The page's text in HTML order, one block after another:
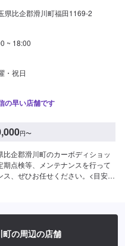
県比企郡滑川町福田1169-2
~ 18:00
・祝日
の早い店舗です
円〜
比企郡滑川町のカーボディショッ
点検等、メンテナンスを行って
、ぜひお任せください。<目安金
も行っておりますので気になる
の周辺の店舗